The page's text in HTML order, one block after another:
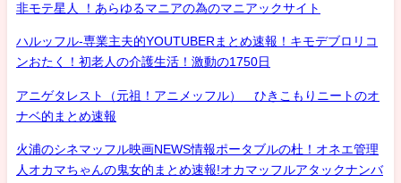
非モテ星人 ！あらゆるマニアの為のマニアックサイト
ハルッフル-専業主夫的YOUTUBERまとめ速報！キモデブロリコ
ンおたく！初老人の介護生活！激動の1750日
アニゲタレスト（元祖！アニメッフル） ひきこもりニートのオ
ナベ的まとめ速報
火浦のシネマッフル映画NEWS情報ポータブルの杜！オネエ管理
人オカマちゃんの鬼女的まとめ速報!オカマッフルアタックナンバ